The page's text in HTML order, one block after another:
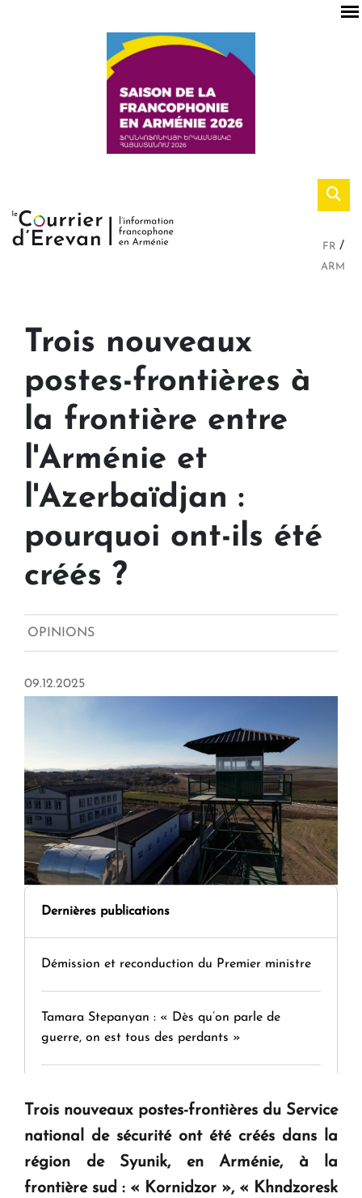
FR
ARM
Trois nouveaux
postes-frontières à
la frontière entre
l'Arménie et
l'Azerbaïdjan :
pourquoi ont-ils été
créés ?
OPINIONS
09.12.2025
Dernières publications
Démission et reconduction du Premier ministre
Tamara Stepanyan : « Dès qu’on parle de
guerre, on est tous des perdants »
question d'un référendum ne se pose pas. "
KASA : 30 ans d'audace, de résilience et d'avenir
en Arménie
Trois nouveaux postes-frontières du Service
national de sécurité ont été créés dans la
région de Syunik, en Arménie, à la
frontière sud : « Kornidzor », « Khndzoresk